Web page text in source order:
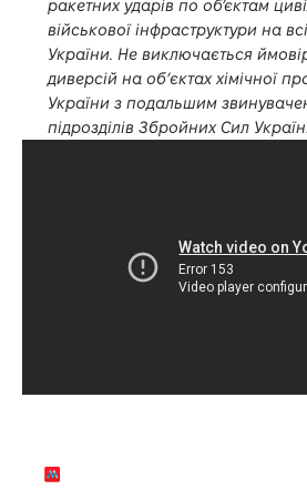
ракетних ударів по об’єктам
військової інфраструктури на
України. Не виключається
диверсій на обʼєктах хімічної
України з подальшим
підрозділів Збройних Сил